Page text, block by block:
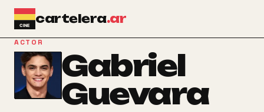
Ir al contenido principal
cartelera.ar
ACTOR
Gabriel
Guevara